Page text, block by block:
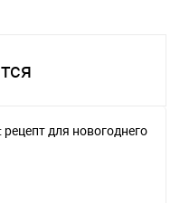
для новогоднего